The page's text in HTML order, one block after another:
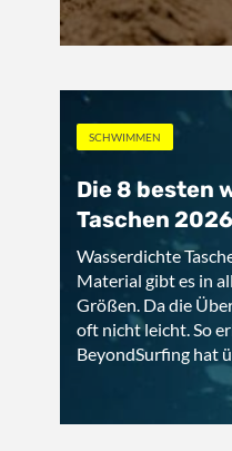
SCHWIMMEN
Die 8 besten
Taschen
Wasserdichte
Material gibt es in
Größen. Da die
oft nicht leicht. So
BeyondSurfing hat